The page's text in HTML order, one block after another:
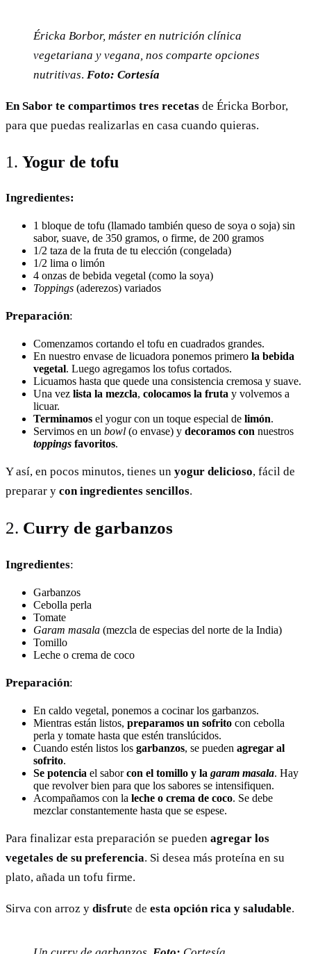
Éricka Borbor, máster en nutrición clínica
vegetariana y vegana, nos comparte opciones
nutritivas. Foto: Cortesía
En Sabor te compartimos tres recetas de Éricka Borbor,
para que puedas realizarlas en casa cuando quieras.
1. Yogur de tofu
Ingredientes:
1 bloque de tofu (llamado también queso de soya o soja) sin
sabor, suave, de 350 gramos, o firme, de 200 gramos
1/2 taza de la fruta de tu elección (congelada)
1/2 lima o limón
4 onzas de bebida vegetal (como la soya)
Toppings (aderezos) variados
Preparación:
Comenzamos cortando el tofu en cuadrados grandes.
En nuestro envase de licuadora ponemos primero la bebida
vegetal. Luego agregamos los tofus cortados.
Licuamos hasta que quede una consistencia cremosa y suave.
Una vez lista la mezcla, colocamos la fruta y volvemos a
licuar.
Terminamos el yogur con un toque especial de limón.
Servimos en un bowl (o envase) y decoramos con nuestros
toppings favoritos.
Y así, en pocos minutos, tienes un yogur delicioso, fácil de
preparar y con ingredientes sencillos.
2. Curry de garbanzos
Ingredientes:
Garbanzos
Cebolla perla
Tomate
Garam masala (mezcla de especias del norte de la India)
Tomillo
Leche o crema de coco
Preparación:
En caldo vegetal, ponemos a cocinar los garbanzos.
Mientras están listos, preparamos un sofrito con cebolla
perla y tomate hasta que estén translúcidos.
Cuando estén listos los garbanzos, se pueden agregar al
sofrito.
Se potencia el saborcon el tomillo y la garam masala. Hay
que revolver bien para que los sabores se intensifiquen.
Acompañamos con la leche o crema de coco. Se debe
mezclar constantemente hasta que se espese.
Para finalizar esta preparación se pueden agregar los
vegetales de su preferencia. Si desea más proteína en su
plato, añada un tofu firme.
Sirva con arroz y disfrute de esta opción rica y saludable.